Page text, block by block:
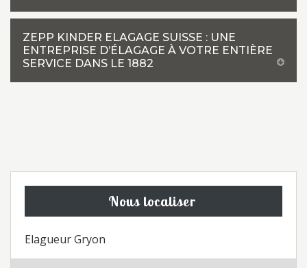
ZEPP KINDER ELAGAGE SUISSE : UNE
ENTREPRISE D’ÉLAGAGE À VOTRE ENTIÈRE
SERVICE DANS LE 1882
Nous localiser
Elagueur Gryon